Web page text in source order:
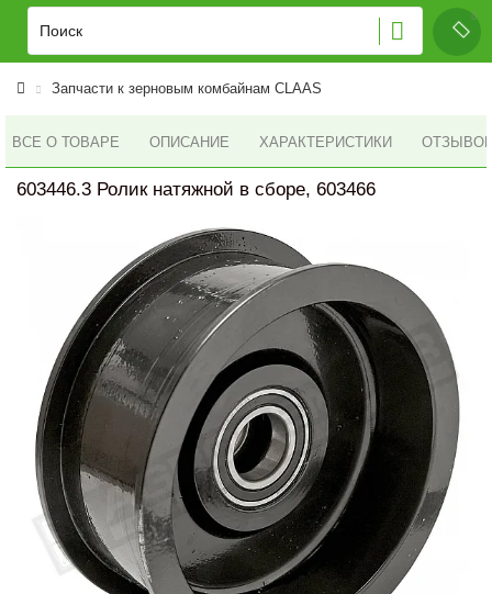
Запчасти к зерновым комбайнам CLAAS
ВСЕ О ТОВАРЕ ОПИСАНИЕ ХАРАКТЕРИСТИКИ ОТЗЫВОВ
603446.3 Ролик натяжной в сборе, 603466